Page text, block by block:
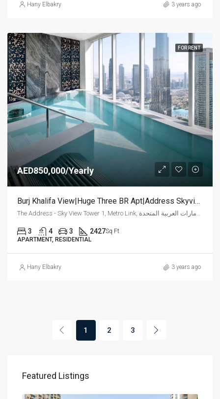
Hany Elbakry 3 years ago
FOR RENT
AED850,000/Yearly
Burj Khalifa View|Huge Three BR Apt|Address Skyview
The Address - Sky View Tower 1, Metro Link, وسط مدينة دبي, دبي, الإمارات العربية المتحدة
3 4 3 2427Sq Ft
APARTMENT, RESIDENTIAL
Hany Elbakry 3 years ago
1 2 3
Featured Listings